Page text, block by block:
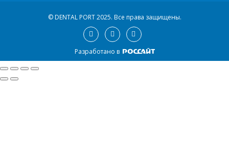
© DENTAL PORT 2025. Все права защищены.
Разработано в